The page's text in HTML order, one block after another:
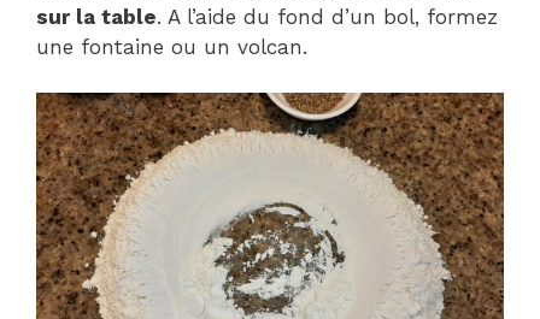
sur la table. A l’aide du fond d’un bol, formez
une fontaine ou un volcan.